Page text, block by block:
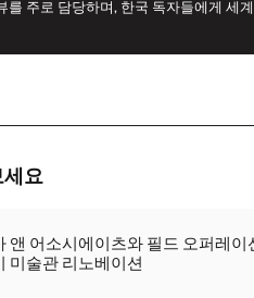
를 주로 담당하며, 한국 독자들에게 세
세요
앤 어소시에이츠와 필드 오퍼레
미술관 리노베이션